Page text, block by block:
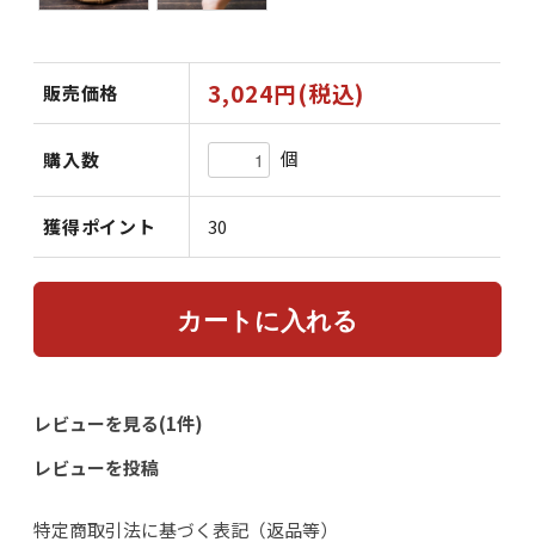
販売価格 3,024円(税込)
購入数 個
獲得ポイント 30
レビューを見る(1件)
レビューを投稿
特定商取引法に基づく表記（返品等）